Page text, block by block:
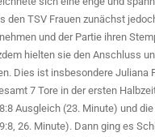
den TSV Frauen zunächst
und der Partie ihren
hielten sie den Anschluss
Dies ist insbesondere Juliana
7 Tore in der ersten
Ausgleich (23. Minute) und
26. Minute). Dann ging es